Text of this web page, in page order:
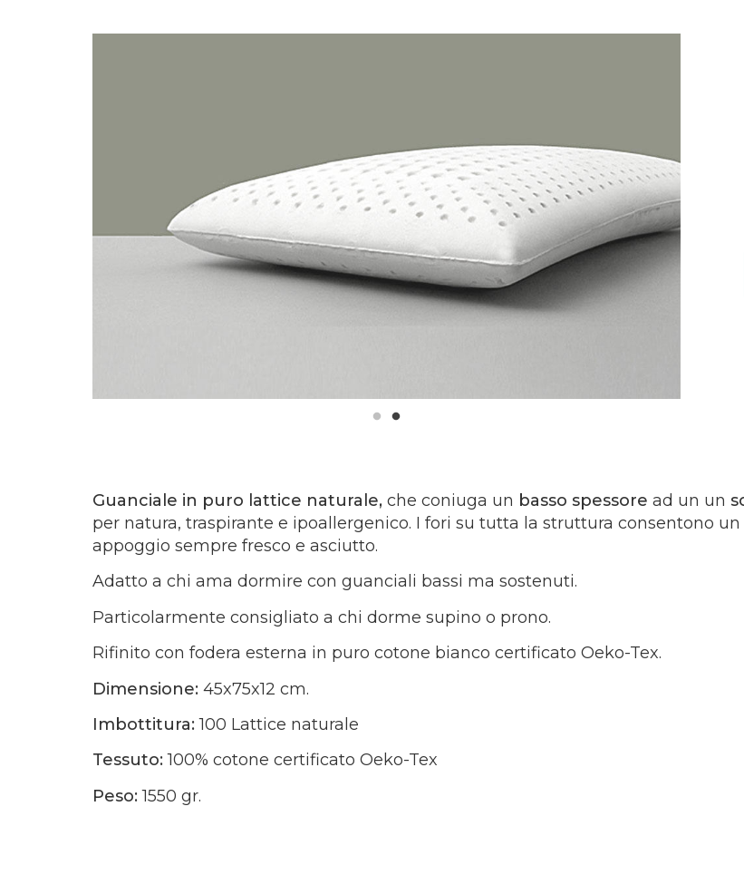
Guanciale in puro lattice naturale, che coniuga un basso spessore ad un un
per natura, traspirante e ipoallergenico. I fori su tutta la struttura consentono
appoggio sempre fresco e asciutto.
Adatto a chi ama dormire con guanciali bassi ma sostenuti.
Particolarmente consigliato a chi dorme supino o prono.
Rifinito con fodera esterna in puro cotone bianco certificato Oeko-Tex.
Dimensione: 45x75x12 cm.
Imbottitura: 100 Lattice naturale
Tessuto: 100% cotone certificato Oeko-Tex
Peso:1550 gr.